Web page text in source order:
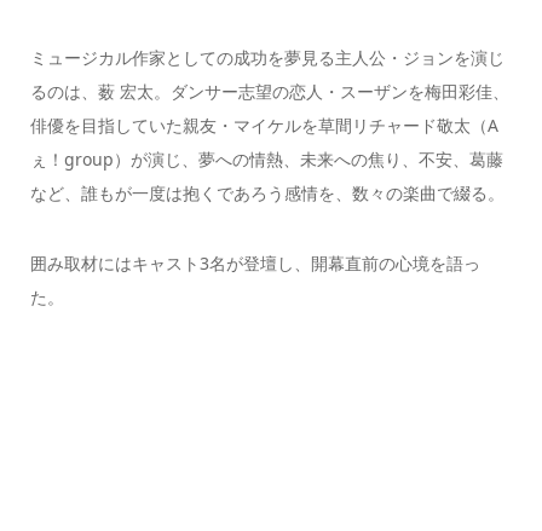
ミュージカル作家としての成功を夢見る主人公・ジョンを演じ
るのは、薮 宏太。ダンサー志望の恋人・スーザンを梅田彩佳、
俳優を目指していた親友・マイケルを草間リチャード敬太（A
ぇ！group）が演じ、夢への情熱、未来への焦り、不安、葛藤
など、誰もが一度は抱くであろう感情を、数々の楽曲で綴る。
囲み取材にはキャスト3名が登壇し、開幕直前の心境を語っ
た。